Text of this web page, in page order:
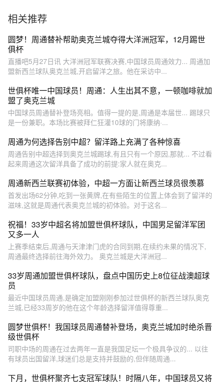
相关推荐
圆梦！周通替补帮助奥克兰城夺得大洋洲冠军，12月踢世
俱杯
直播吧5月27日讯 大洋洲冠军联赛决赛,中国球员周通效力... 周通加
盟新西兰球队奥克兰城,开启留洋之旅。他在采访中...
世俱杯唯一中国球员！周通：人生出其不意，一顿咖啡就加
盟了奥克兰城
中国球员周通替补登场亮相。值得一提的是,周通是本届世... 踢球只
是一份兼职。本场比赛被拜仁狂灌10球的门将康纳·...
周通为何选择告别中超？留洋路上充满了各种惊喜
周通告别中超选择到奥克兰城踢球,有且只有一个原因,那就... 不过看
起来周通这次留洋具备了成功的前提:家人就在奥克...
周通新西兰联赛初体验，中超一方面让新西兰球员很羡慕
首发出场62分钟,吃到一张黄牌,在有些陌生的位置上体会到了留洋的
滋味,这就是周通代表奥克兰城的初体验。对于这名...
祝福！33岁中超名将加盟世俱杯球队，中国男足留洋军团
又多一人
上赛季结束后,周通与天津津门虎的合同到期,在续约未果的情况下,
周通最终选择前往海外效力。 奥克兰城是大洋洲冠...
33岁周通加盟世俱杯球队，盘点中国历史上8位征战澳超球
员
最近中国球员周通,是确定加盟刚刚参加过世俱杯的新西兰球队奥克
兰城,已经33周岁的他在这个年龄选择留洋值得尊重...
圆梦世俱杯！我国球员周通替补登场，奥克兰城加时绝杀晋
级世俱杯
司职中场的周通在过去两年一直是我国足坛一个极具争议的... 以往
有球员出国留洋,球迷们总是支持并鼓励的,但伴随周通...
下月，世俱杯聚齐七支冠军球队！时隔八年，中国球员又将